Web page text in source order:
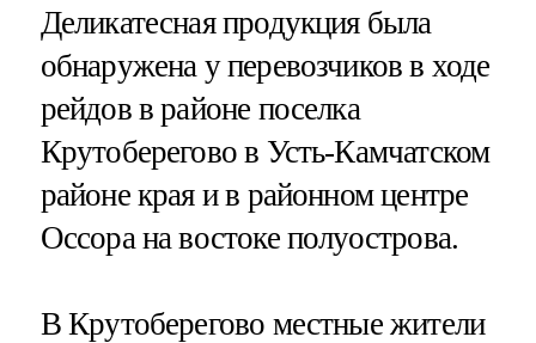
Деликатесная продукция была
обнаружена у перевозчиков в ходе
рейдов в районе поселка
Крутоберегово в Усть-Камчатском
районе края и в районном центре
Оссора на востоке полуострова.
В Крутоберегово местные жители